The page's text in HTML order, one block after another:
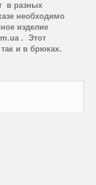
в разных
необходимо
изделие
ua . Этот
и в брюках.